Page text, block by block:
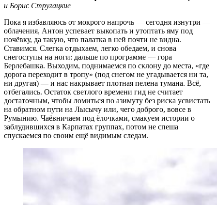
и Борис Стругацкие
Пока я избавляюсь от мокрого напрочь — сегодня изнутри —
облачения, Антон успевает выкопать и утоптать яму под
ночёвку, да такую, что палатка в ней почти не видна.
Ставимся. Слегка отдыхаем, легко обедаем, и снова
снегоступы на ноги: дальше по программе — гора
Берлебашка. Выходим, поднимаемся по склону до места, «где
дорога переходит в тропу» (под снегом не угадывается ни та,
ни другая) — и нас накрывает плотная пелена тумана. Всё,
отбегались. Остаток светлого времени гид не считает
достаточным, чтобы ломиться по азимуту без риска усвистать
на обратном пути на Лысычу или, чего доброго, вовсе в
Румынию. Чаёвничаем под ёлочками, смакуем истории о
заблудившихся в Карпатах группах, потом не спеша
спускаемся по своим ещё видимым следам.